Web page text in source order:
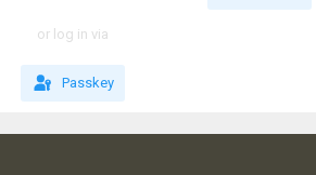
or log in via
Passkey